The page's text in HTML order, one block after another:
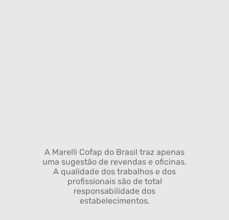
A Marelli Cofap do Brasil traz apenas
uma sugestão de revendas e oficinas.
A qualidade dos trabalhos e dos
profissionais são de total
responsabilidade dos
estabelecimentos.